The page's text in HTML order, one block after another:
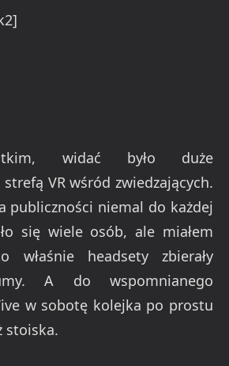
widać było duże
VR wśród zwiedzających.
publiczności niemal do każdej
się wiele osób, ale miałem
właśnie headsety zbierały
A do wspomnianego
w sobotę kolejka po prostu
stoiska.